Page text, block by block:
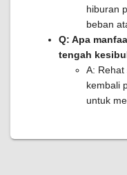
hiburan
beban
Q: Apa
tengah
A: Rehat
kembali
untuk